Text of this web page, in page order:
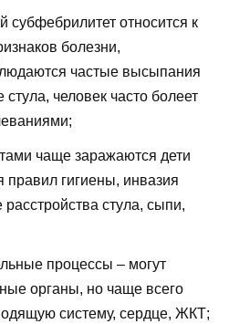
относится к
болезни,
частые высыпания
человек часто болеет
чаще заражаются дети
правил гигиены, инвазия
стула, сыпи,
процессы – могут
органы, но чаще всего
систему, сердце, ЖКТ;